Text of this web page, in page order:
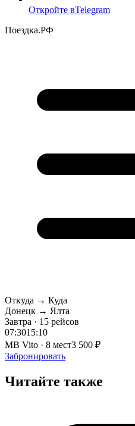
Откройте вTelegram
Поездка.РФ
Откуда → Куда
Донецк → Ялта
Завтра · 15 рейсов
07:3015:10
MB Vito · 8 мест3 500 ₽
Забронировать
Читайте также